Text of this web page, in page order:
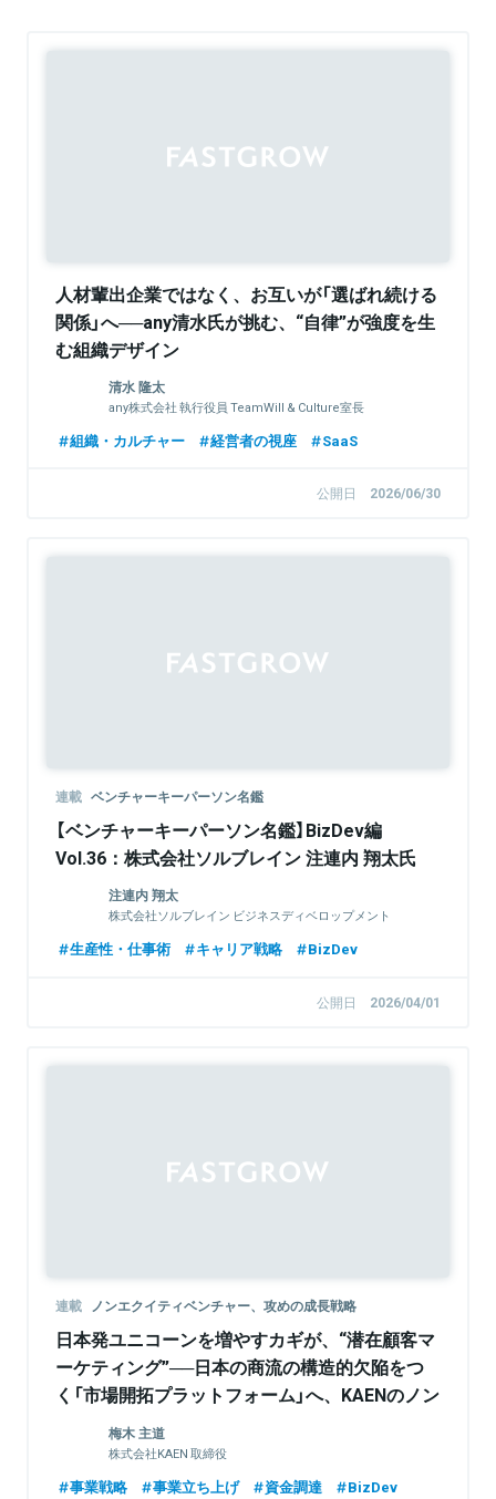
人材輩出企業ではなく、お互いが「選ばれ続ける
関係」へ──any清水氏が挑む、“自律”が強度を生
む組織デザイン
清水 隆太
any株式会社 執行役員 TeamWill & Culture室長
組織・カルチャー 経営者の視座 SaaS
公開日 2026/06/30
連載 ベンチャーキーパーソン名鑑
【ベンチャーキーパーソン名鑑】BizDev編
Vol.36：株式会社ソルブレイン 注連内 翔太氏
注連内 翔太
株式会社ソルブレイン ビジネスディベロップメント
生産性・仕事術 キャリア戦略 BizDev
公開日 2026/04/01
連載 ノンエクイティベンチャー、攻めの成長戦略
日本発ユニコーンを増やすカギが、“潜在顧客マ
ーケティング”──日本の商流の構造的欠陥をつ
く「市場開拓プラットフォーム」へ、KAENのノン
エクイティ戦略
梅木 主道
株式会社KAEN 取締役
事業戦略 事業立ち上げ 資金調達
BizDev